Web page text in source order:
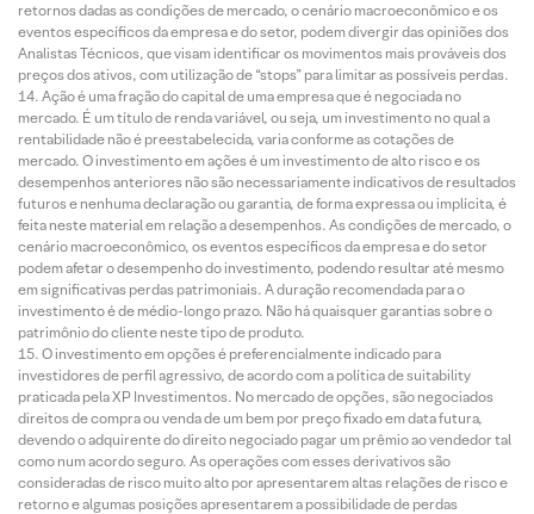
retornos dadas as condições de mercado, o cenário macroeconômico e os
eventos específicos da empresa e do setor, podem divergir das opiniões dos
Analistas Técnicos, que visam identificar os movimentos mais prováveis dos
preços dos ativos, com utilização de “stops” para limitar as possíveis perdas.
Ação é uma fração do capital de uma empresa que é negociada no
mercado. É um título de renda variável, ou seja, um investimento no qual a
rentabilidade não é preestabelecida, varia conforme as cotações de
mercado. O investimento em ações é um investimento de alto risco e os
desempenhos anteriores não são necessariamente indicativos de resultados
futuros e nenhuma declaração ou garantia, de forma expressa ou implícita, é
feita neste material em relação a desempenhos. As condições de mercado, o
cenário macroeconômico, os eventos específicos da empresa e do setor
podem afetar o desempenho do investimento, podendo resultar até mesmo
em significativas perdas patrimoniais. A duração recomendada para o
investimento é de médio-longo prazo. Não há quaisquer garantias sobre o
patrimônio do cliente neste tipo de produto.
O investimento em opções é preferencialmente indicado para
investidores de perfil agressivo, de acordo com a política de suitability
praticada pela XP Investimentos. No mercado de opções, são negociados
direitos de compra ou venda de um bem por preço fixado em data futura,
devendo o adquirente do direito negociado pagar um prêmio ao vendedor tal
como num acordo seguro. As operações com esses derivativos são
consideradas de risco muito alto por apresentarem altas relações de risco e
retorno e algumas posições apresentarem a possibilidade de perdas